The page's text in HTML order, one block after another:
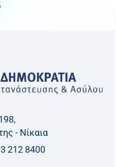
- Νίκαια
212 8400